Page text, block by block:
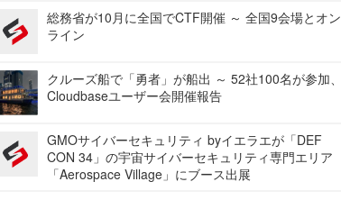
総務省が10月に全国でCTF開催 ～ 全国9会場とオン
ライン
クルーズ船で「勇者」が船出 ～ 52社100名が参加、
Cloudbaseユーザー会開催報告
GMOサイバーセキュリティ byイエラエが「DEF
CON 34」の宇宙サイバーセキュリティ専門エリア
「Aerospace Village」にブース出展